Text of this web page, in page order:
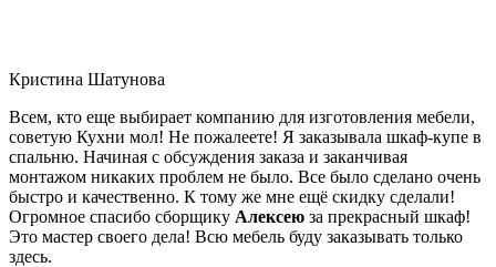
Кристина Шатунова
Всем, кто еще выбирает компанию для изготовления мебели,
советую Кухни мол! Не пожалеете! Я заказывала шкаф-купе в
спальню. Начиная с обсуждения заказа и заканчивая
монтажом никаких проблем не было. Все было сделано очень
быстро и качественно. К тому же мне ещё скидку сделали!
Огромное спасибо сборщику Алексею за прекрасный шкаф!
Это мастер своего дела! Всю мебель буду заказывать только
здесь.